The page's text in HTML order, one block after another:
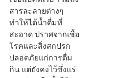
สารละลายต่างๆ
ทำให้ได้น้ำดื่มที่
สะอาด ปราศจากเชื้อ
โรคและสิ่งสกปรก
ปลอดภัยแก่การดื่ม
กิน แต่ยังคงไว้ซึ่งแร่